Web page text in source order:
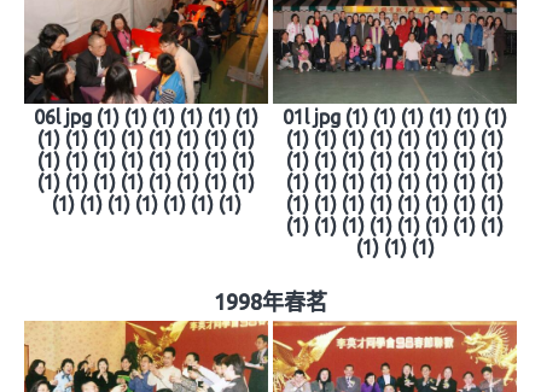
06l jpg (1) (1) (1) (1) (1) (1)
(1) (1) (1) (1) (1) (1) (1) (1)
(1) (1) (1) (1) (1) (1) (1) (1)
(1) (1) (1) (1) (1) (1) (1) (1)
(1) (1) (1) (1) (1) (1) (1)
01l jpg (1) (1) (1) (1) (1) (1)
(1) (1) (1) (1) (1) (1) (1) (1)
(1) (1) (1) (1) (1) (1) (1) (1)
(1) (1) (1) (1) (1) (1) (1) (1)
(1) (1) (1) (1) (1) (1) (1) (1)
(1) (1) (1) (1) (1) (1) (1) (1)
(1) (1) (1)
1998年春茗